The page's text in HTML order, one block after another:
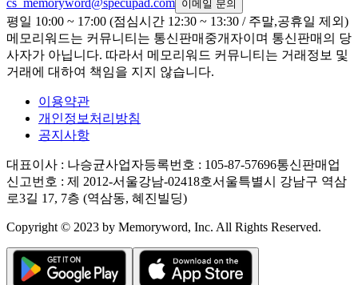
이메일 문의
평일 10:00 ~ 17:00 (점심시간 12:30 ~ 13:30 / 주말,공휴일 제외)
메모리워드는 커뮤니티는 통신판매중개자이며 통신판매의 당
사자가 아닙니다. 따라서 메모리워드 커뮤니티는 거래정보 및
거래에 대하여 책임을 지지 않습니다.
이용약관
개인정보처리방침
공지사항
대표이사 : 나승균사업자등록번호 : 105-87-57696통신판매업
신고번호 : 제 2012-서울강남-02418호서울특별시 강남구 역삼
로3길 17, 7층 (역삼동, 혜진빌딩)
Copyright © 2023 by Memoryword, Inc. All Rights Reserved.